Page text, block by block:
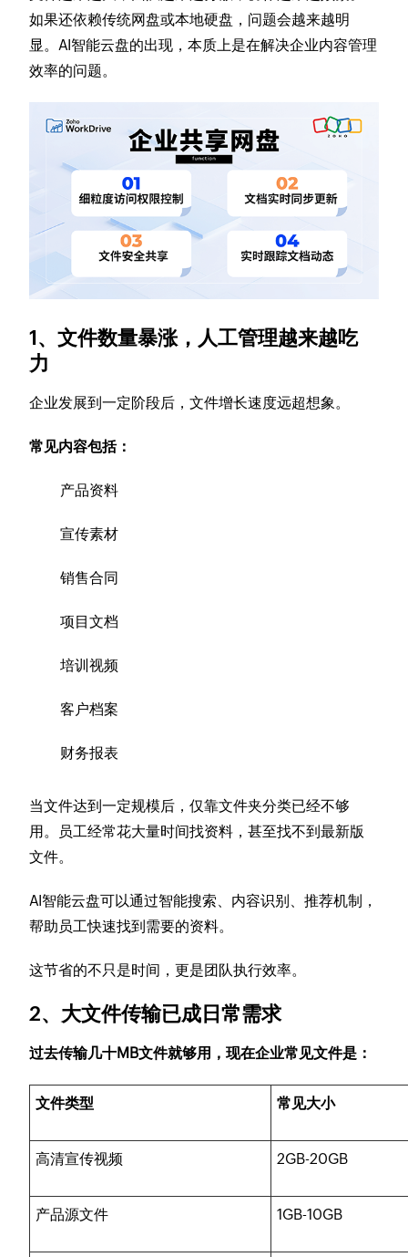
如果还依赖传统网盘或本地硬盘，问题会越来越明
显。AI智能云盘的出现，本质上是在解决企业内容管理
效率的问题。
1、文件数量暴涨，人工管理越来越吃
力
企业发展到一定阶段后，文件增长速度远超想象。
常见内容包括：
产品资料
宣传素材
销售合同
项目文档
培训视频
客户档案
财务报表
当文件达到一定规模后，仅靠文件夹分类已经不够
用。员工经常花大量时间找资料，甚至找不到最新版
文件。
AI智能云盘可以通过智能搜索、内容识别、推荐机制，
帮助员工快速找到需要的资料。
这节省的不只是时间，更是团队执行效率。
2、大文件传输已成日常需求
过去传输几十MB文件就够用，现在企业常见文件是：
文件类型 常见大小
高清宣传视频 2GB-20GB
产品源文件 1GB-10GB